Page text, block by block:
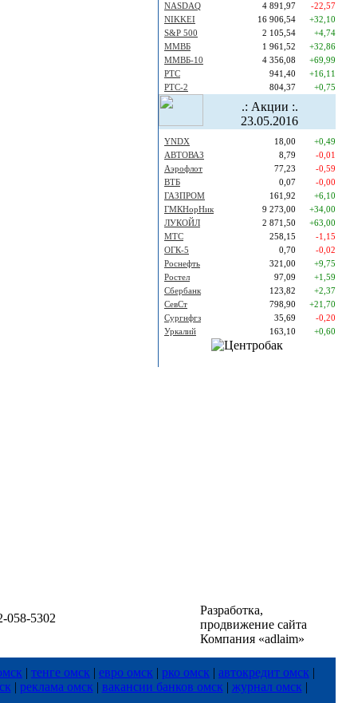
NASDAQ
4 891,97
-22,57
NIKKEI
16 906,54
+32,10
S&P 500
2 105,54
+4,74
ММВБ
1 961,52
+32,86
ММВБ-10
4 356,08
+69,99
РТС
941,40
+16,11
РТС-2
804,37 +0,75
.: Акции :.
23.05.2016
YNDX 18,00
+0,49
АВТОВАЗ
8,79
-0,01
Аэрофлот
77,23
-0,59
ВТБ
0,07
-0,00
ГАЗПРОМ
161,92
+6,10
ГМКНорНик
9 273,00
+34,00
ЛУКОЙЛ
2 871,50
+63,00
МТС
258,15
-1,15
ОГК-5
0,70
-0,02
Роснефть
321,00
+9,75
Ростел
97,09
+1,59
Сбербанк
123,82
+2,37
СевСт
798,90
+21,70
Сургнфгз
35,69
-0,20
Уркалий
163,10 +0,60
058-5302
Разработка,
продвижение сайта
Компания «adlaim»
| тенге омск | евро омск | рко омск | автокредит омск |
| реклама омск | вакансии банков омск | журнал омск |